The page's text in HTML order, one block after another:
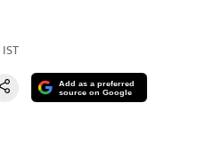
IST
Add as a preferred
source on Google